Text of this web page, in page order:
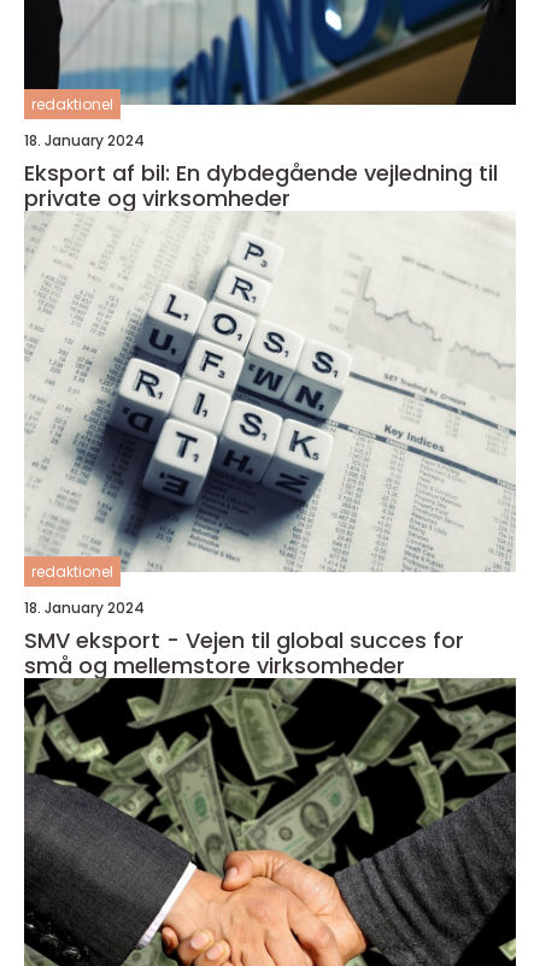
redaktionel
18. January 2024
Eksport af bil: En dybdegående vejledning til
private og virksomheder
redaktionel
18. January 2024
SMV eksport - Vejen til global succes for
små og mellemstore virksomheder